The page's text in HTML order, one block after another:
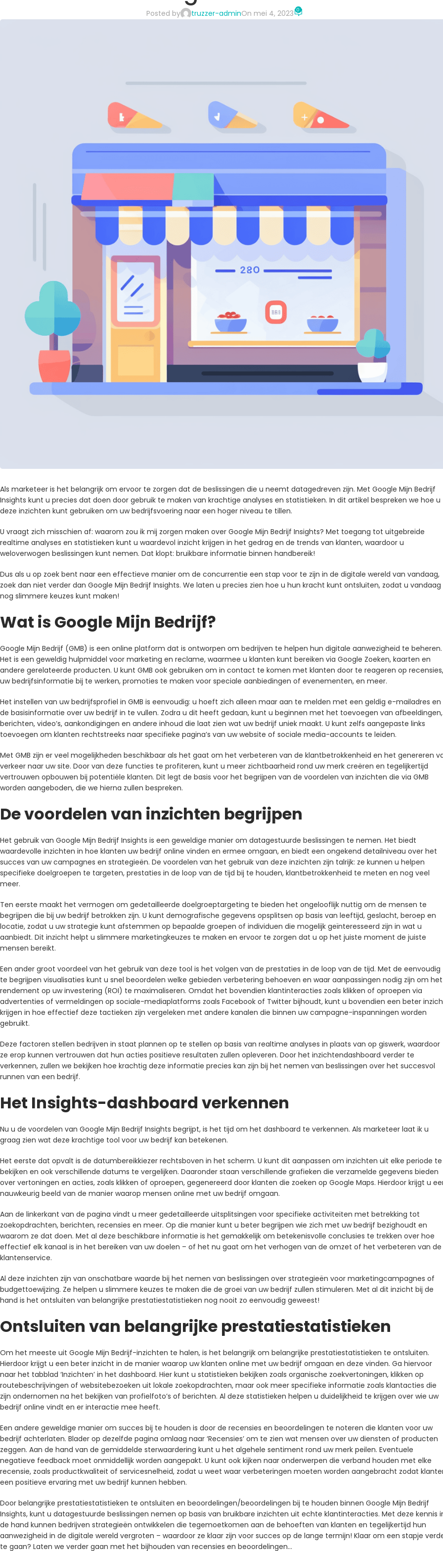
Posted by truzzer-adminOn mei 4, 2023 0
Als marketeer is het belangrijk om ervoor te zorgen dat de beslissingen die u neemt datagedreven zijn. Met Google Mijn Bedrijf
Insights kunt u precies dat doen door gebruik te maken van krachtige analyses en statistieken. In dit artikel bespreken we hoe u
deze inzichten kunt gebruiken om uw bedrijfsvoering naar een hoger niveau te tillen.
U vraagt ​​zich misschien af: waarom zou ik mij zorgen maken over Google Mijn Bedrijf Insights? Met toegang tot uitgebreide
realtime analyses en statistieken kunt u waardevol inzicht krijgen in het gedrag en de trends van klanten, waardoor u
weloverwogen beslissingen kunt nemen. Dat klopt: bruikbare informatie binnen handbereik!
Dus als u op zoek bent naar een effectieve manier om de concurrentie een stap voor te zijn in de digitale wereld van vandaag,
zoek dan niet verder dan Google Mijn Bedrijf Insights. We laten u precies zien hoe u hun kracht kunt ontsluiten, zodat u vandaag
nog slimmere keuzes kunt maken!
Wat is Google Mijn Bedrijf?
Google Mijn Bedrijf (GMB) is een online platform dat is ontworpen om bedrijven te helpen hun digitale aanwezigheid te beheren.
Het is een geweldig hulpmiddel voor marketing en reclame, waarmee u klanten kunt bereiken via Google Zoeken, kaarten en
andere gerelateerde producten. U kunt GMB ook gebruiken om in contact te komen met klanten door te reageren op recensies,
uw bedrijfsinformatie bij te werken, promoties te maken voor speciale aanbiedingen of evenementen, en meer.
Het instellen van uw bedrijfsprofiel in GMB is eenvoudig: u hoeft zich alleen maar aan te melden met een geldig e-mailadres en
de basisinformatie over uw bedrijf in te vullen. Zodra u dit heeft gedaan, kunt u beginnen met het toevoegen van afbeeldingen,
berichten, video’s, aankondigingen en andere inhoud die laat zien wat uw bedrijf uniek maakt. U kunt zelfs aangepaste links
toevoegen om klanten rechtstreeks naar specifieke pagina’s van uw website of sociale media-accounts te leiden.
Met GMB zijn er veel mogelijkheden beschikbaar als het gaat om het verbeteren van de klantbetrokkenheid en het genereren
verkeer naar uw site. Door van deze functies te profiteren, kunt u meer zichtbaarheid rond uw merk creëren en tegelijkertijd
vertrouwen opbouwen bij potentiële klanten. Dit legt de basis voor het begrijpen van de voordelen van inzichten die via GMB
worden aangeboden, die we hierna zullen bespreken.
De voordelen van inzichten begrijpen
Het gebruik van Google Mijn Bedrijf Insights is een geweldige manier om datagestuurde beslissingen te nemen. Het biedt
waardevolle inzichten in hoe klanten uw bedrijf online vinden en ermee omgaan, en biedt een ongekend detailniveau over het
succes van uw campagnes en strategieën. De voordelen van het gebruik van deze inzichten zijn talrijk: ze kunnen u helpen
specifieke doelgroepen te targeten, prestaties in de loop van de tijd bij te houden, klantbetrokkenheid te meten en nog veel
meer.
Ten eerste maakt het vermogen om gedetailleerde doelgroeptargeting te bieden het ongelooflijk nuttig om de mensen te
begrijpen die bij uw bedrijf betrokken zijn. U kunt demografische gegevens opsplitsen op basis van leeftijd, geslacht, beroep en
locatie, zodat u uw strategie kunt afstemmen op bepaalde groepen of individuen die mogelijk geïnteresseerd zijn in wat u
aanbiedt. Dit inzicht helpt u slimmere marketingkeuzes te maken en ervoor te zorgen dat u op het juiste moment de juiste
mensen bereikt.
Een ander groot voordeel van het gebruik van deze tool is het volgen van de prestaties in de loop van de tijd. Met de eenvoudig
te begrijpen visualisaties kunt u snel beoordelen welke gebieden verbetering behoeven en waar aanpassingen nodig zijn om het
rendement op uw investering (ROI) te maximaliseren. Omdat het bovendien klantinteracties zoals klikken of oproepen via
advertenties of vermeldingen op sociale-mediaplatforms zoals Facebook of Twitter bijhoudt, kunt u bovendien een beter
krijgen in hoe effectief deze tactieken zijn vergeleken met andere kanalen die binnen uw campagne-inspanningen worden
gebruikt.
Deze factoren stellen bedrijven in staat plannen op te stellen op basis van realtime analyses in plaats van op giswerk, waardoor
ze erop kunnen vertrouwen dat hun acties positieve resultaten zullen opleveren. Door het inzichtendashboard verder te
verkennen, zullen we bekijken hoe krachtig deze informatie precies kan zijn bij het nemen van beslissingen over het succesvol
runnen van een bedrijf.
Het Insights-dashboard verkennen
Nu u de voordelen van Google Mijn Bedrijf Insights begrijpt, is het tijd om het dashboard te verkennen. Als marketeer laat ik u
graag zien wat deze krachtige tool voor uw bedrijf kan betekenen.
Het eerste dat opvalt is de datumbereikkiezer rechtsboven in het scherm. U kunt dit aanpassen om inzichten uit elke periode te
bekijken en ook verschillende datums te vergelijken. Daaronder staan ​​verschillende grafieken die verzamelde gegevens bieden
over vertoningen en acties, zoals klikken of oproepen, gegenereerd door klanten die zoeken op Google Maps. Hierdoor krijgt u
nauwkeurig beeld van de manier waarop mensen online met uw bedrijf omgaan.
Aan de linkerkant van de pagina vindt u meer gedetailleerde uitsplitsingen voor specifieke activiteiten met betrekking tot
zoekopdrachten, berichten, recensies en meer. Op die manier kunt u beter begrijpen wie zich met uw bedrijf bezighoudt en
waarom ze dat doen. Met al deze beschikbare informatie is het gemakkelijk om betekenisvolle conclusies te trekken over hoe
effectief elk kanaal is in het bereiken van uw doelen – of het nu gaat om het verhogen van de omzet of het verbeteren van de
klantenservice.
Al deze inzichten zijn van onschatbare waarde bij het nemen van beslissingen over strategieën voor marketingcampagnes of
budgettoewijzing. Ze helpen u slimmere keuzes te maken die de groei van uw bedrijf zullen stimuleren. Met al dit inzicht bij de
hand is het ontsluiten van belangrijke prestatiestatistieken nog nooit zo eenvoudig geweest!
Ontsluiten van belangrijke prestatiestatistieken
Om het meeste uit Google Mijn Bedrijf-inzichten te halen, is het belangrijk om belangrijke prestatiestatistieken te ontsluiten.
Hierdoor krijgt u een beter inzicht in de manier waarop uw klanten online met uw bedrijf omgaan en deze vinden. Ga hiervoor
naar het tabblad ‘Inzichten’ in het dashboard. Hier kunt u statistieken bekijken zoals organische zoekvertoningen, klikken op
routebeschrijvingen of websitebezoeken uit lokale zoekopdrachten, maar ook meer specifieke informatie zoals klantacties die
zijn ondernomen na het bekijken van profielfoto’s of berichten. Al deze statistieken helpen u duidelijkheid te krijgen over wie uw
bedrijf online vindt en er interactie mee heeft.
Een andere geweldige manier om succes bij te houden is door de recensies en beoordelingen te noteren die klanten voor uw
bedrijf achterlaten. Blader op dezelfde pagina omlaag naar ‘Recensies’ om te zien wat mensen over uw diensten of producten
zeggen. Aan de hand van de gemiddelde sterwaardering kunt u het algehele sentiment rond uw merk peilen. Eventuele
negatieve feedback moet onmiddellijk worden aangepakt. U kunt ook kijken naar onderwerpen die verband houden met elke
recensie, zoals productkwaliteit of servicesnelheid, zodat u weet waar verbeteringen moeten worden aangebracht zodat
een positieve ervaring met uw bedrijf kunnen hebben.
Door belangrijke prestatiestatistieken te ontsluiten en beoordelingen/beoordelingen bij te houden binnen Google Mijn Bedrijf
Insights, kunt u datagestuurde beslissingen nemen op basis van bruikbare inzichten uit echte klantinteracties. Met deze kennis
de hand kunnen bedrijven strategieën ontwikkelen die tegemoetkomen aan de behoeften van klanten en tegelijkertijd hun
aanwezigheid in de digitale wereld vergroten – waardoor ze klaar zijn voor succes op de lange termijn! Klaar om een ​​stapje
te gaan? Laten we verder gaan met het bijhouden van recensies en beoordelingen…